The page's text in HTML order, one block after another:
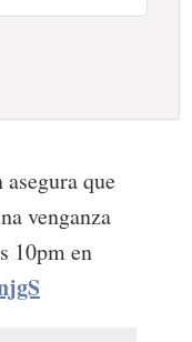
que
venganza
10pm en